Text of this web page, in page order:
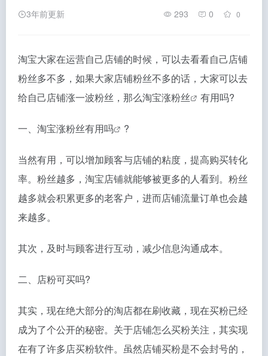
3年前更新 293 0 0
淘宝大家在运营自己店铺的时候，可以去看看自己店铺
粉丝多不多，如果大家店铺粉丝不多的话，大家可以去
给自己店铺涨一波粉丝，那么淘宝涨粉丝 有用吗?
一、 淘宝涨粉丝有用吗 ?
当然有用，可以增加顾客与店铺的粘度，提高购买转化
率。粉丝越多，淘宝店铺就能够被更多的人看到。粉丝
越多就会积累更多的老客户，进而店铺流量订单也会越
来越多。
其次，及时与顾客进行互动，减少信息沟通成本。
二、店粉可买吗?
其实，现在绝大部分的淘店都在刷收藏，现在买粉已经
成为了个公开的秘密。关于店铺怎么买粉关注，其实现
在有了许多店买粉软件。虽然店铺买粉是不会封号的，